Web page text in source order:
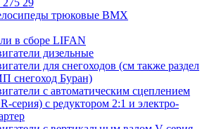
275 29
трюковые BMX
в сборе LIFAN
дизельные
для снегоходов (см также раздел
снегоход Буран)
с автоматическим сцеплением
серия) с редуктором 2:1 и электро-